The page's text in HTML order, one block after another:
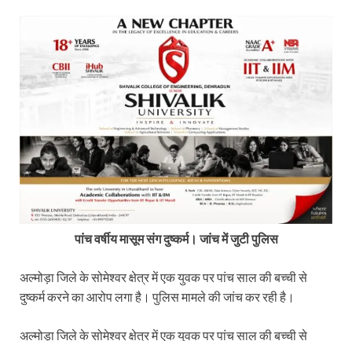
पांच वर्षीय मासूम संग दुष्कर्म। जांच में जुटी पुलिस
अल्मोड़ा जिले के सोमेश्वर क्षेत्र में एक युवक पर पांच साल की बच्ची से
दुष्कर्म करने का आरोप लगा है। पुलिस मामले की जांच कर रही है।
अल्मोड़ा जिले के सोमेश्वर क्षेत्र में एक युवक पर पांच साल की बच्ची से